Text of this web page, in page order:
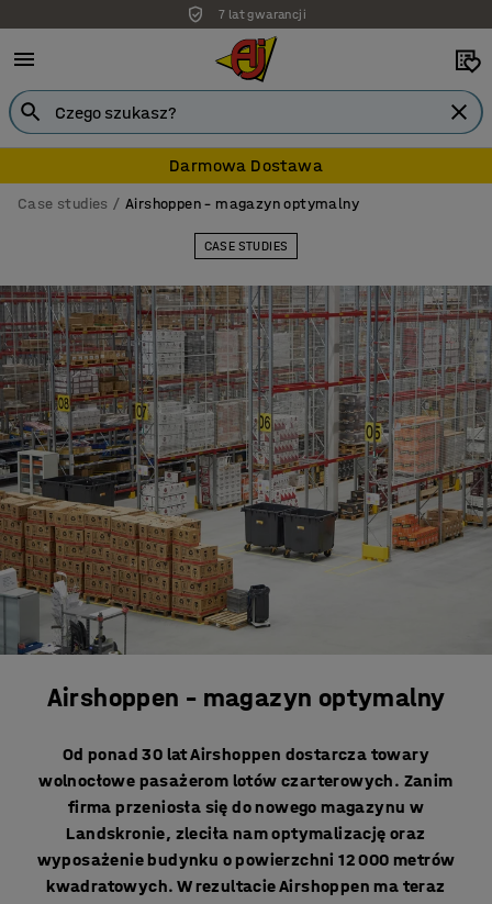
Darmowa dostawa
Darmowa Dostawa
Case studies Airshoppen – magazyn optymalny
CASE STUDIES
Airshoppen – magazyn optymalny
Od ponad 30 lat Airshoppen dostarcza towary
wolnocłowe pasażerom lotów czarterowych. Zanim
firma przeniosła się do nowego magazynu w
Landskronie, zleciła nam optymalizację oraz
wyposażenie budynku o powierzchni 12 000 metrów
kwadratowych. W rezultacie Airshoppen ma teraz